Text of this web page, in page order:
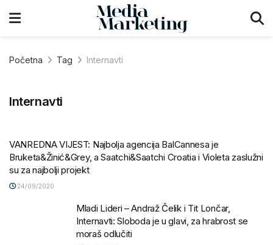
Početna Tag Internavti
Internavti
VANREDNA VIJEST: Najbolja agencija BalCannesa je
Bruketa&Žinić&Grey, a Saatchi&Saatchi Croatia i Violeta zaslužni
su za najbolji projekt
24/09/2020
Mladi Lideri – Andraž Čelik i Tit Lončar,
Internavti: Sloboda je u glavi, za hrabrost se
moraš odlučiti